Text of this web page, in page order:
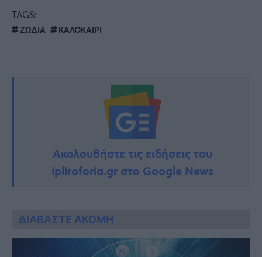
TAGS:
ΖΩΔΙΑ ΚΑΛΟΚΑΙΡΙ
Ακολουθήστε τις ειδήσεις του
ipliroforia.gr στο Google News
ΔΙΑΒΑΣΤΕ ΑΚΟΜΗ